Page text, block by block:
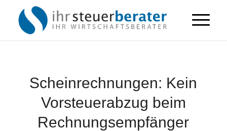
Scheinrechnungen: Kein
Vorsteuerabzug beim
Rechnungsempfänger